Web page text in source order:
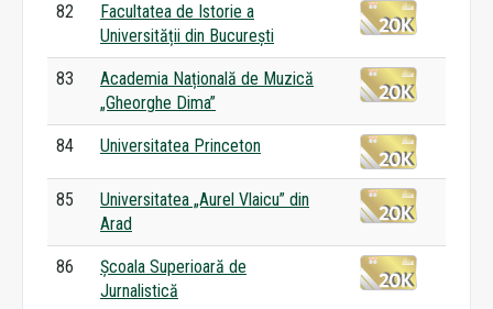
82
Facultatea de Istorie a
Universității din București
83
Academia Națională de Muzică
„Gheorghe Dima”
84 Universitatea Princeton
85
Universitatea „Aurel Vlaicu” din
Arad
86
Școala Superioară de
Jurnalistică